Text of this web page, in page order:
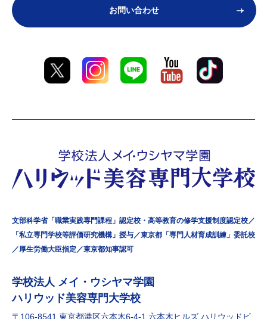
文部科学省「職業実践専門課程」認定校・高等教育の修学支援制度認定校／
「私立専門学校等評価研究機構」授与／東京都「専門人材育成訓練」委託校
／厚生労働大臣指定／東京都知事認可
学校法⼈ メイ・ウシヤマ学園
ハリウッド美容専門大学校
〒106-8541 東京都港区六本⽊6-4-1 六本⽊ヒルズ ハリウッドビ
お問い合わせ